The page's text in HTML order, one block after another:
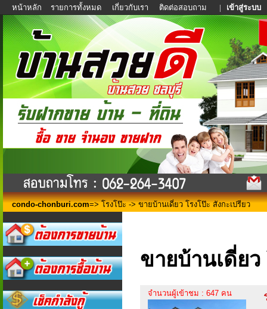
หน้าหลัก รายการทั้งหมด เกี่ยวกับเรา ติดต่อสอบถาม | เข้าสู่ระบบ
condo-chonburi.com=> โรงโป๊ะ -> ขายบ้านเดี่ยว โรงโป๊ะ สังกะเปรียว
ขายบ้านเดี่ยว
จำนวนผู้เข้าชม : 647 คน